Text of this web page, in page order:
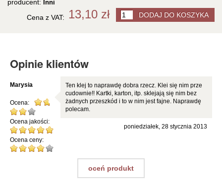
producent: Inni
13,10 zł
Cena z VAT:
Opinie klientów
Marysia
Ocena:
Ocena jakości:
Ocena ceny:
Ten klej to naprawdę dobra rzecz. Klei się nim prze
cudownie!! Kartki, karton, itp. sklejają się nim bez
żadnych przeszkód i to w nim jest fajne. Naprawdę
polecam.
poniedziałek, 28 stycznia 2013
oceń produkt